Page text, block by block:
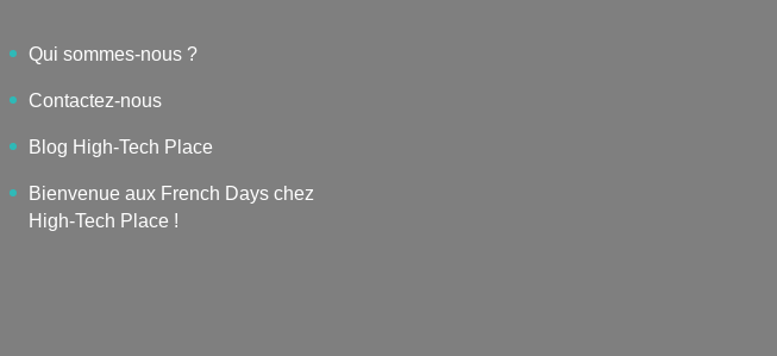
Qui sommes-nous ?
Contactez-nous
Blog High-Tech Place
Bienvenue aux French Days chez
High-Tech Place !